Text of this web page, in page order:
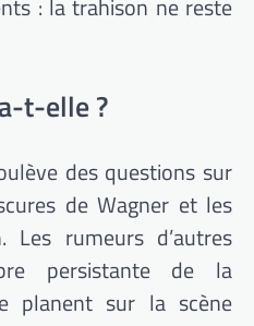
: la trahison ne reste
t-elle ?
des questions sur
de Wagner et les
Les rumeurs d’autres
persistante de la
planent sur la scène